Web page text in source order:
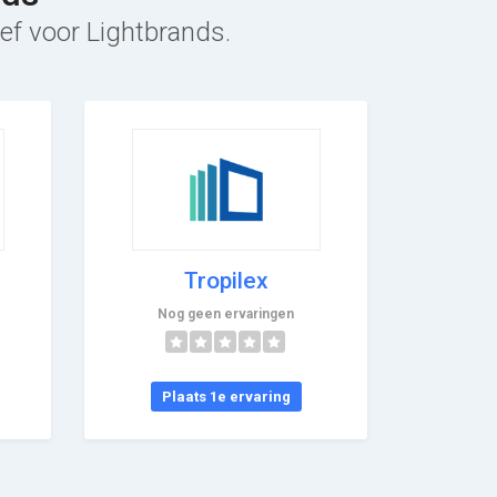
voor Lightbrands.
Tropilex
Nog geen ervaringen
Plaats 1e ervaring